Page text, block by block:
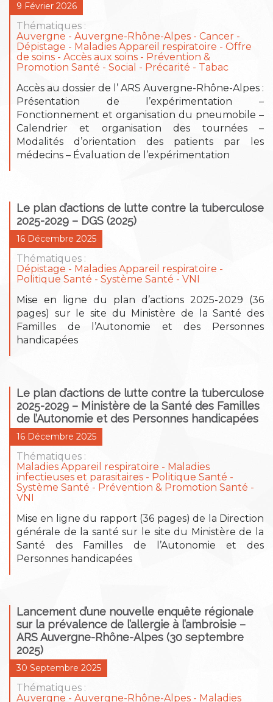
9 Février 2026
Thématiques :
Auvergne
Auvergne-Rhône-Alpes
Cancer
Dépistage
Maladies Appareil respiratoire
Offre
de soins - Accès aux soins
Prévention &
Promotion Santé
Social - Précarité
Tabac
Accès au dossier de l’ ARS Auvergne-Rhône-Alpes :
Présentation de l’expérimentation –
Fonctionnement et organisation du pneumobile –
Calendrier et organisation des tournées –
Modalités d’orientation des patients par les
médecins – Évaluation de l’expérimentation
Le plan d’actions de lutte contre la tuberculose
2025-2029 – DGS (2025)
16 Décembre 2025
Thématiques :
Dépistage
Maladies Appareil respiratoire
Politique Santé - Système Santé
VNI
Mise en ligne du plan d’actions 2025-2029 (36
pages) sur le site du Ministère de la Santé des
Familles de l’Autonomie et des Personnes
handicapées
Le plan d’actions de lutte contre la tuberculose
2025-2029 – Ministère de la Santé des Familles
de l’Autonomie et des Personnes handicapées
16 Décembre 2025
Thématiques :
Maladies Appareil respiratoire
Maladies
infectieuses et parasitaires
Politique Santé -
Système Santé
Prévention & Promotion Santé
VNI
Mise en ligne du rapport (36 pages) de la Direction
générale de la santé sur le site du Ministère de la
Santé des Familles de l’Autonomie et des
Personnes handicapées
Lancement d’une nouvelle enquête régionale
sur la prévalence de l’allergie à l’ambroisie –
ARS Auvergne-Rhône-Alpes (30 septembre
2025)
30 Septembre 2025
Thématiques :
Auvergne
Auvergne-Rhône-Alpes
Maladies